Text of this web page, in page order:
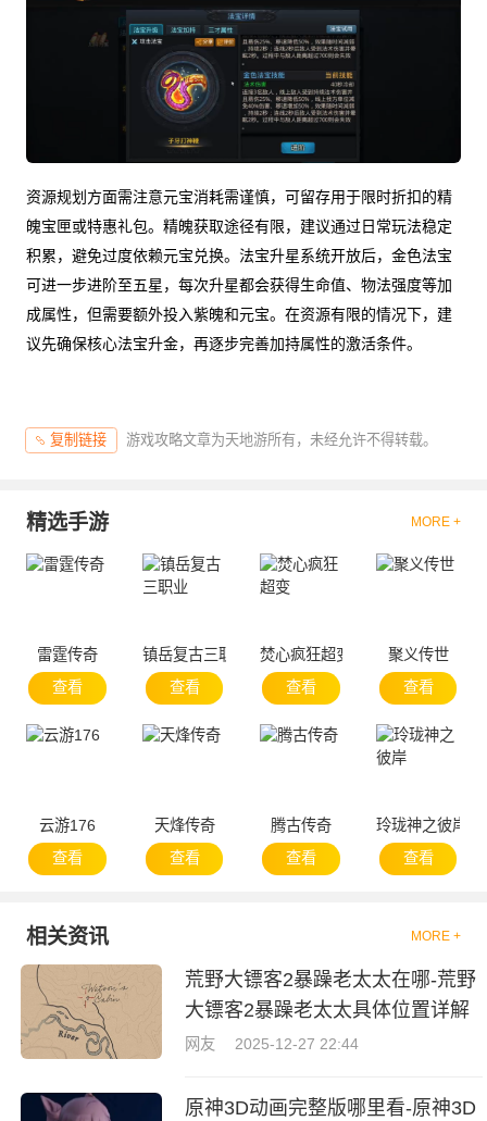
资源规划方面需注意元宝消耗需谨慎，可留存用于限时折扣的精
魄宝匣或特惠礼包。精魄获取途径有限，建议通过日常玩法稳定
积累，避免过度依赖元宝兑换。法宝升星系统开放后，金色法宝
可进一步进阶至五星，每次升星都会获得生命值、物法强度等加
成属性，但需要额外投入紫魄和元宝。在资源有限的情况下，建
议先确保核心法宝升金，再逐步完善加持属性的激活条件。
复制链接 游戏攻略文章为天地游所有，未经允许不得转载。
精选手游 MORE +
雷霆传奇
查看
镇岳复古三职业
查看
焚心疯狂超变
查看
聚义传世
查看
云游176
查看
天烽传奇
查看
腾古传奇
查看
玲珑神之彼岸
查看
相关资讯 MORE +
荒野大镖客2暴躁老太太在哪-荒野
大镖客2暴躁老太太具体位置详解
网友 2025-12-27 22:44
原神3D动画完整版哪里看-原神3D